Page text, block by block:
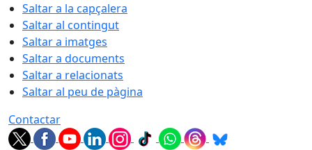
Saltar a la capçalera
Saltar al contingut
Saltar a imatges
Saltar a documents
Saltar a relacionats
Saltar al peu de pàgina
Contactar